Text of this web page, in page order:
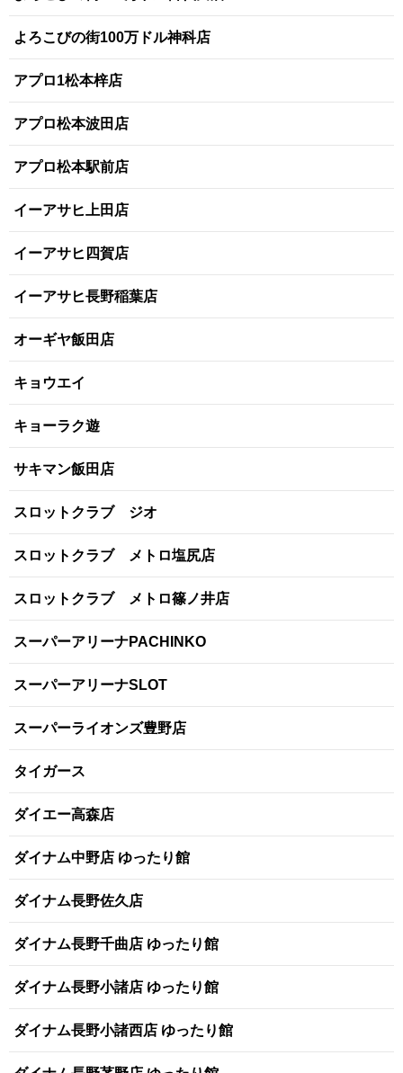
よろこびの街100万ドル神科店
アプロ1松本梓店
アプロ松本波田店
アプロ松本駅前店
イーアサヒ上田店
イーアサヒ四賀店
イーアサヒ長野稲葉店
オーギヤ飯田店
キョウエイ
キョーラク遊
サキマン飯田店
スロットクラブ ジオ
スロットクラブ メトロ塩尻店
スロットクラブ メトロ篠ノ井店
スーパーアリーナPACHINKO
スーパーアリーナSLOT
スーパーライオンズ豊野店
タイガース
ダイエー高森店
ダイナム中野店 ゆったり館
ダイナム長野佐久店
ダイナム長野千曲店 ゆったり館
ダイナム長野小諸店 ゆったり館
ダイナム長野小諸西店 ゆったり館